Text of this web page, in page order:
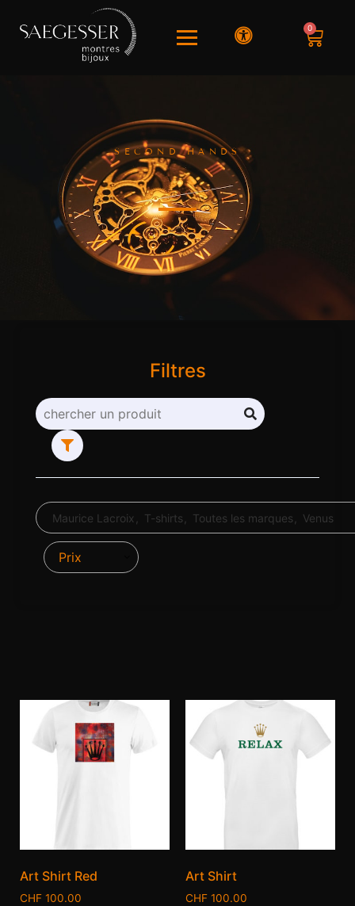
0
SECOND HANDS
Filtres
Maurice Lacroix T-shirts Toutes les marques Venus
Prix
Art Shirt Red
CHF 100.00
Art Shirt
CHF 100.00